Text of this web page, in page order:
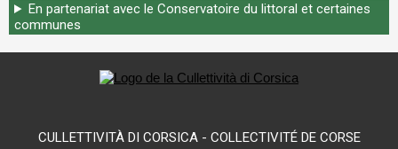
En partenariat avec le Conservatoire du littoral et certaines
communes
CULLETTIVITÀ DI CORSICA - COLLECTIVITÉ DE CORSE